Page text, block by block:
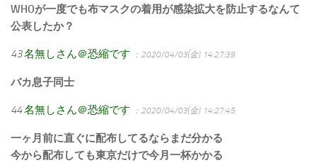
WHOが一度でも布マスクの着用が感染拡大を防止するなんて
公表したか？
43名無しさん＠恐縮です ：2020/04/03(金) 14:27:39
バカ息子同士
44名無しさん＠恐縮です ：2020/04/03(金) 14:27:45
一ヶ月前に直ぐに配布してるならまだ分かる
今から配布しても東京だけで今月一杯かかる